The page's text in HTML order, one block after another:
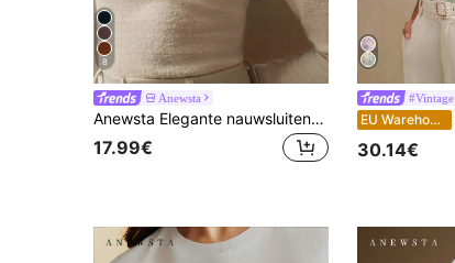
8
Anewsta
Anewsta Elegante nauwsluitende kanten ronde hals top met lange mouwen voor dames
17.99€
#Vintage
EU Warehouse
30.14€